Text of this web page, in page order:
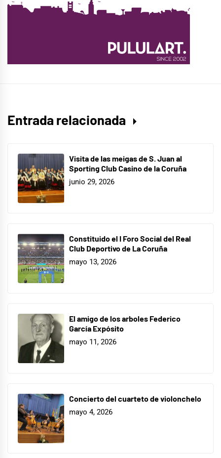
Entrada relacionada
Visita de las meigas de S. Juan al
Sporting Club Casino de la Coruña
junio 29, 2026
Constituido el I Foro Social del Real
Club Deportivo de La Coruña
mayo 13, 2026
El amigo de los arboles Federico
García Expósito
mayo 11, 2026
Concierto del cuarteto de violonchelo
mayo 4, 2026